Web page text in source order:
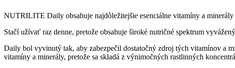
NUTRILITE Daily obsahuje najdôležitejšie esenciálne vitamíny a minerály
Stačí užívať raz denne, pretože obsahuje široké nutričné spektrum
Daily bol vyvinutý tak, aby zabezpečil dostatočný zdroj tých vitamínov a
vitamíny a minerály, pretože sa skladá z výnimočných rastlinných